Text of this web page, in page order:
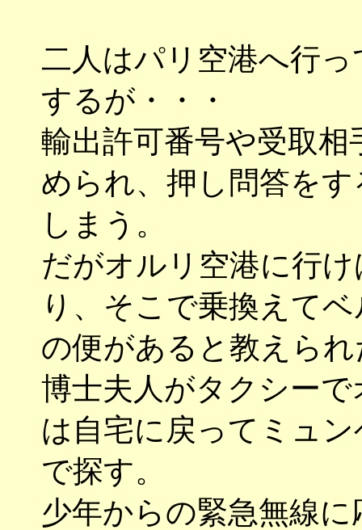
二人はパリ空港へ行
するが・・・
輸出許可番号や受取
められ、押し問答を
しまう。
だがオルリ空港に行
り、そこで乗換えて
の便があると教えられ
博士夫人がタクシー
は自宅に戻ってミュ
で探す。
少年からの緊急無線